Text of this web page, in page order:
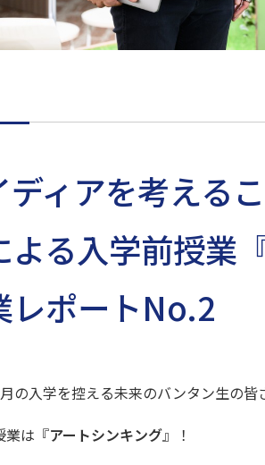
ディアを考える
よる入学前授業
レポートNo.2
の入学を控える未来のバンタン生の皆
業は『アートシンキング』！